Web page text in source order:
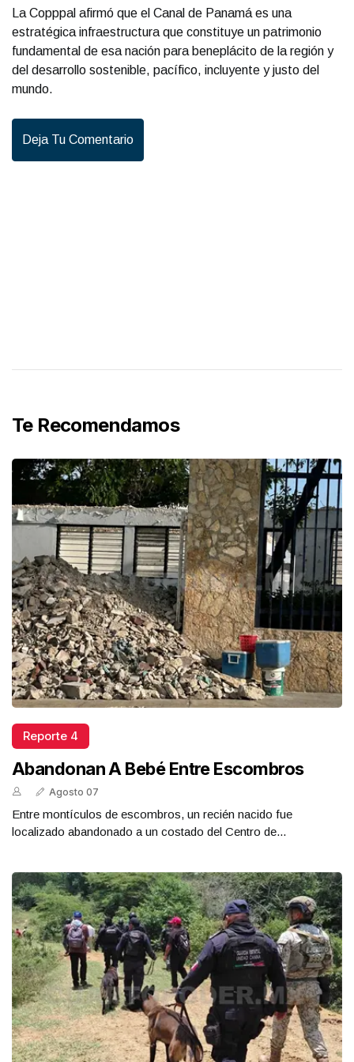
La Copppal afirmó que el Canal de Panamá es una
estratégica infraestructura que constituye un patrimonio
fundamental de esa nación para beneplácito de la región y
del desarrollo sostenible, pacífico, incluyente y justo del
mundo.
Deja Tu Comentario
Te Recomendamos
Reporte 4
Abandonan A Bebé Entre Escombros
Agosto 07
Entre montículos de escombros, un recién nacido fue
localizado abandonado a un costado del Centro de...